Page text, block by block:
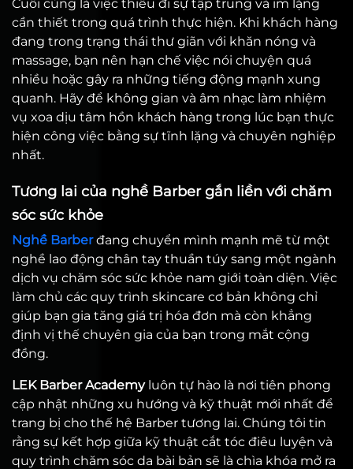
Cuối cùng là việc thiếu đi sự tập trung và im lặng
cần thiết trong quá trình thực hiện. Khi khách hàng
đang trong trạng thái thư giãn với khăn nóng và
massage, bạn nên hạn chế việc nói chuyện quá
nhiều hoặc gây ra những tiếng động mạnh xung
quanh. Hãy để không gian và âm nhạc làm nhiệm
vụ xoa dịu tâm hồn khách hàng trong lúc bạn thực
hiện công việc bằng sự tĩnh lặng và chuyên nghiệp
nhất.
Tương lai của nghề Barber gắn liền với chăm
sóc sức khỏe
Nghề Barberđang chuyển mình mạnh mẽ từ một
nghề lao động chân tay thuần túy sang một ngành
dịch vụ chăm sóc sức khỏe nam giới toàn diện. Việc
làm chủ các quy trình skincare cơ bản không chỉ
giúp bạn gia tăng giá trị hóa đơn mà còn khẳng
định vị thế chuyên gia của bạn trong mắt cộng
đồng.
LEK Barber Academyluôn tự hào là nơi tiên phong
cập nhật những xu hướng và kỹ thuật mới nhất để
trang bị cho thế hệ Barber tương lai. Chúng tôi tin
rằng sự kết hợp giữa kỹ thuật cắt tóc điêu luyện và
quy trình chăm sóc da bài bản sẽ là chìa khóa mở ra